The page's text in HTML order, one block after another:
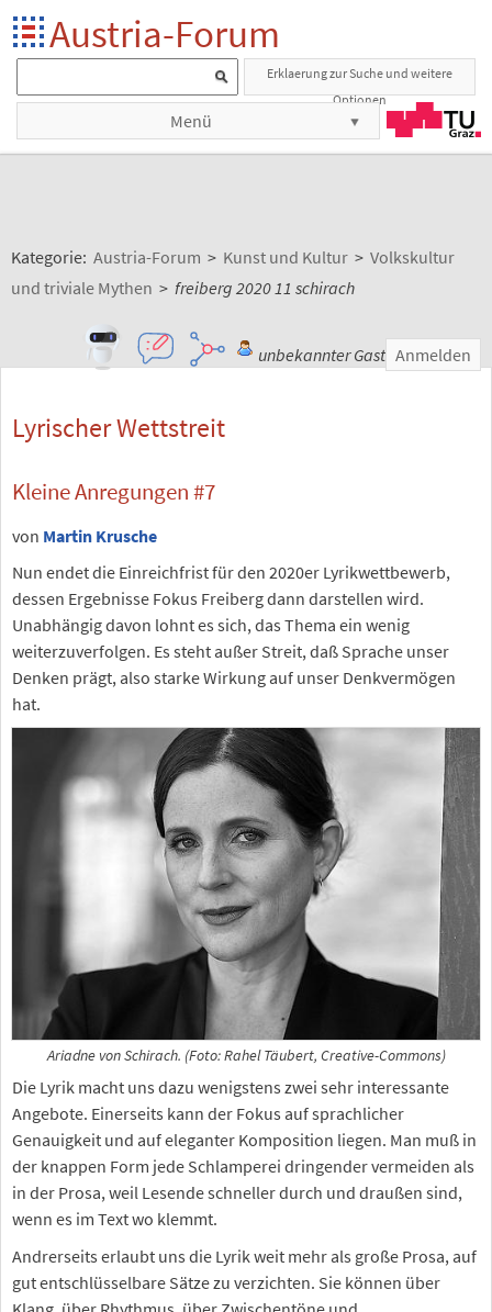
Austria-Forum
Erklaerung zur Suche und weitere
Optionen
Menü
Kategorie: Austria-Forum > Kunst und Kultur > Volkskultur
und triviale Mythen > freiberg 2020 11 schirach
unbekannter Gast Anmelden
Lyrischer Wettstreit
Kleine Anregungen #7
von Martin Krusche
Nun endet die Einreichfrist für den 2020er Lyrikwettbewerb,
dessen Ergebnisse Fokus Freiberg dann darstellen wird.
Unabhängig davon lohnt es sich, das Thema ein wenig
weiterzuverfolgen. Es steht außer Streit, daß Sprache unser
Denken prägt, also starke Wirkung auf unser Denkvermögen
hat.
Ariadne von Schirach. (Foto: Rahel Täubert, Creative-Commons)
Die Lyrik macht uns dazu wenigstens zwei sehr interessante
Angebote. Einerseits kann der Fokus auf sprachlicher
Genauigkeit und auf eleganter Komposition liegen. Man muß in
der knappen Form jede Schlamperei dringender vermeiden als
in der Prosa, weil Lesende schneller durch und draußen sind,
wenn es im Text wo klemmt.
Andrerseits erlaubt uns die Lyrik weit mehr als große Prosa, auf
gut entschlüsselbare Sätze zu verzichten. Sie können über